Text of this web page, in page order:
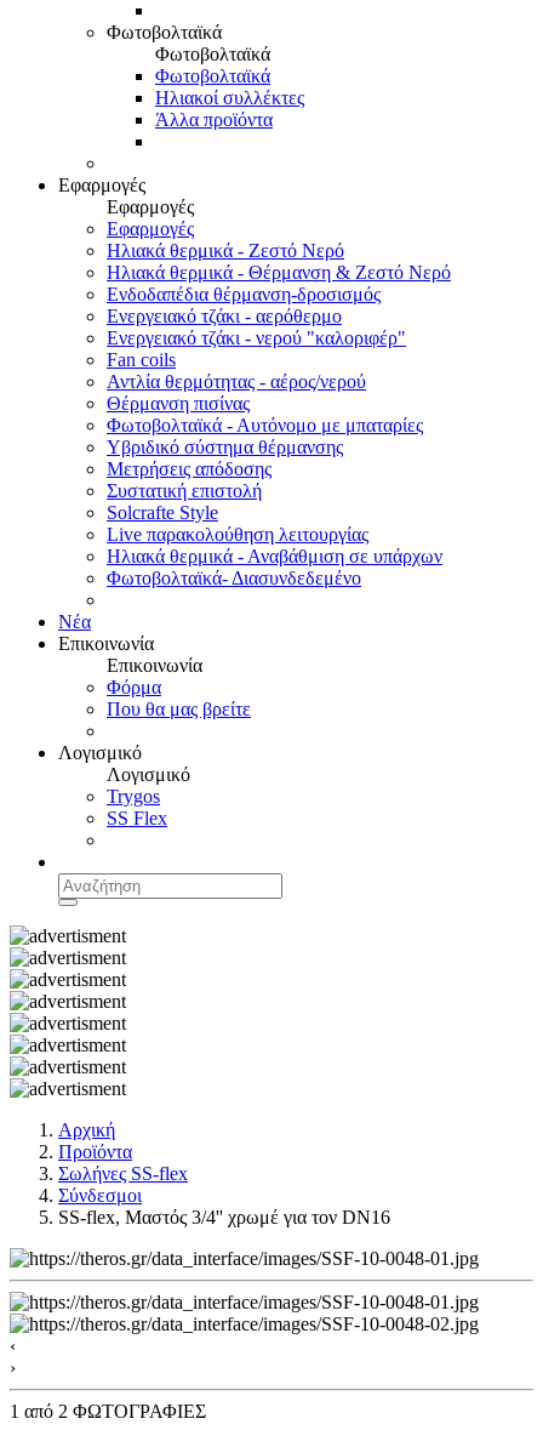
Φωτοβολταϊκά
Φωτοβολταϊκά
Φωτοβολταϊκά
Ηλιακοί συλλέκτες
Άλλα προϊόντα
Εφαρμογές
Εφαρμογές
Εφαρμογές
Ηλιακά θερμικά - Ζεστό Νερό
Ηλιακά θερμικά - Θέρμανση & Ζεστό Νερό
Ενδοδαπέδια θέρμανση-δροσισμός
Ενεργειακό τζάκι - αερόθερμο
Ενεργειακό τζάκι - νερού "καλοριφέρ"
Fan coils
Αντλία θερμότητας - αέρος/νερού
Θέρμανση πισίνας
Φωτοβολταϊκά - Αυτόνομο με μπαταρίες
Υβριδικό σύστημα θέρμανσης
Μετρήσεις απόδοσης
Συστατική επιστολή
Solcrafte Style
Live παρακολούθηση λειτουργίας
Ηλιακά θερμικά - Αναβάθμιση σε υπάρχων
Φωτοβολταϊκά- Διασυνδεδεμένο
Νέα
Επικοινωνία
Επικοινωνία
Φόρμα
Που θα μας βρείτε
Λογισμικό
Λογισμικό
Trygos
SS Flex
Αρχική
Προϊόντα
Σωλήνες SS-flex
Σύνδεσμοι
SS-flex, Μαστός 3/4'' χρωμέ για τον DN16
‹
›
1 από 2 ΦΩΤΟΓΡΑΦΙΕΣ